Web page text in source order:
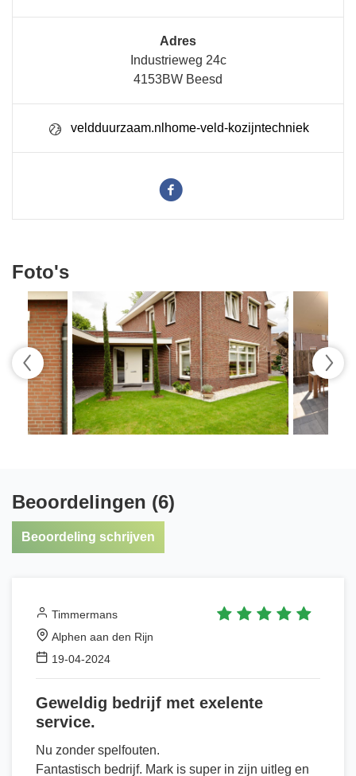
Adres
Industrieweg 24c
4153BW Beesd
veldduurzaam.nlhome-veld-kozijntechniek
Foto's
Beoordelingen (6)
Beoordeling schrijven
Timmermans
Alphen aan den Rijn
19-04-2024
Geweldig bedrijf met exelente
service.
Nu zonder spelfouten.
Fantastisch bedrijf. Mark is super in zijn uitleg en